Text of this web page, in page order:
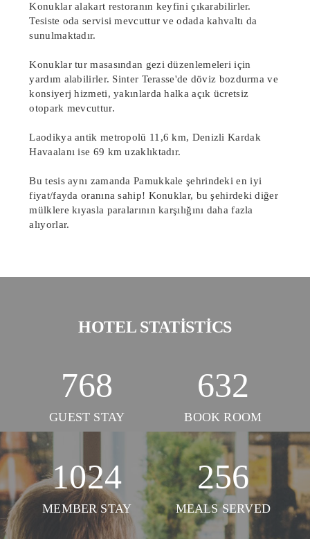
Konuklar alakart restoranın keyfini çıkarabilirler.
Tesiste oda servisi mevcuttur ve odada kahvaltı da
sunulmaktadır.
Konuklar tur masasından gezi düzenlemeleri için
yardım alabilirler. Sinter Terasse'de döviz bozdurma ve
konsiyerj hizmeti, yakınlarda halka açık ücretsiz
otopark mevcuttur.
Laodikya antik metropolü 11,6 km, Denizli Kardak
Havaalanı ise 69 km uzaklıktadır.
Bu tesis aynı zamanda Pamukkale şehrindeki en iyi
fiyat/fayda oranına sahip! Konuklar, bu şehirdeki diğer
mülklere kıyasla paralarının karşılığını daha fazla
alıyorlar.
HOTEL STATISTICS
768
GUEST STAY
632
BOOK ROOM
1024
MEMBER STAY
256
MEALS SERVED